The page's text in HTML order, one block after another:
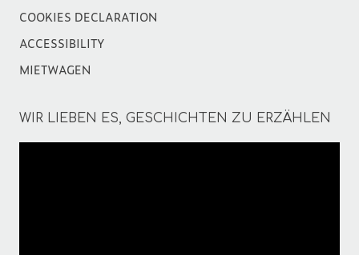
COOKIES DECLARATION
ACCESSIBILITY
MIETWAGEN
WIR LIEBEN ES, GESCHICHTEN ZU ERZÄHLEN